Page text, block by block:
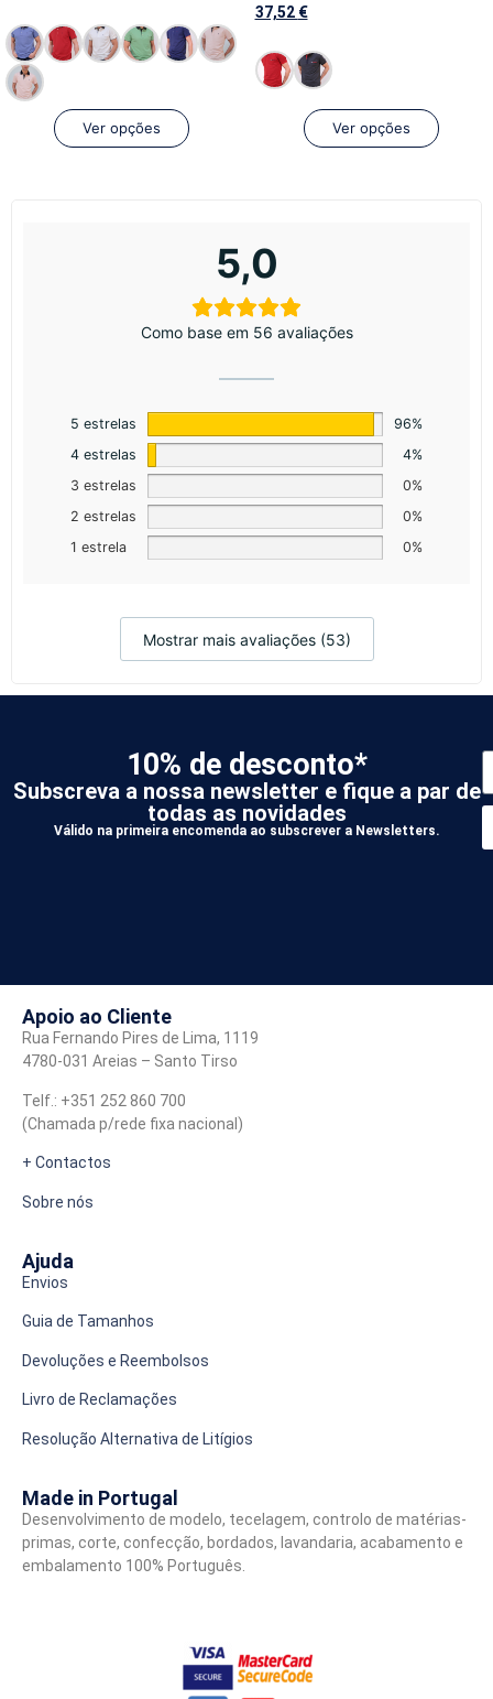
Ver opções
37,52 €
Ver opções
5,0
Como base em 56 avaliações
5 estrelas
96%
4 estrelas
4%
3 estrelas
0%
2 estrelas
0%
1 estrela
0%
Mostrar mais avaliações (53)
10% de desconto*
Subscreva a nossa newsletter e fique a par de
todas as novidades
Válido na primeira encomenda ao subscrever a Newsletters.
Apoio ao Cliente
Rua Fernando Pires de Lima, 1119
4780-031 Areias – Santo Tirso
Telf.: +351 252 860 700
(Chamada p/rede fixa nacional)
+ Contactos
Sobre nós
Ajuda
Envios
Guia de Tamanhos
Devoluções e Reembolsos
Livro de Reclamações
Resolução Alternativa de Litígios
Made in Portugal
Desenvolvimento de modelo, tecelagem, controlo de matérias-
primas, corte, confecção, bordados, lavandaria, acabamento e
embalamento 100% Português.